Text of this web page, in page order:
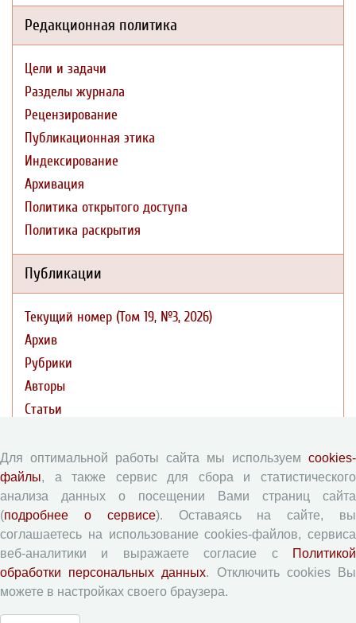
Редакционная политика
Цели и задачи
Разделы журнала
Рецензирование
Публикационная этика
Индексирование
Архивация
Политика открытого доступа
Политика раскрытия
Публикации
Текущий номер (Том 19, №3, 2026)
Архив
Рубрики
Авторы
Статьи
Подборка статей
Авторам
Правила для авторов
Типовой лицензионный договор
Согласие на обработку персональных данных
Авторские права
Для оптимальной работы сайта мы используем cookies-
файлы, а также сервис для сбора и статистического
анализа данных о посещении Вами страниц сайта
(подробнее о сервисе). Оставаясь на сайте, вы
соглашаетесь на использование cookies-файлов, сервиса
веб-аналитики и выражаете согласие с
Политикой
обработки персональных данных. Отключить cookies Вы
можете в настройках своего браузера.